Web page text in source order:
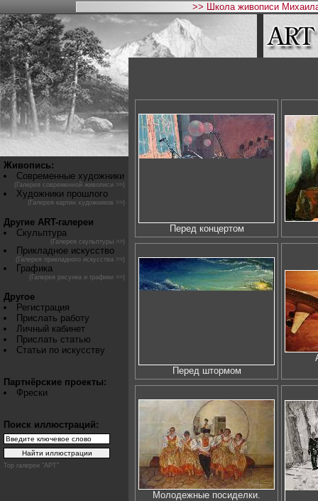
>> Школа живописи
Живопись:
Современные художники
(Галерея современной живописи >>)
Художники прошлого
(Галерея картин художников >>)
Другие ART-галереи
Скульптура
(Галерея скульптуры >>)
Прикладное искусство
(Галерея прикладного искусства >>)
Графика
(Галерея рисунка и графики >>)
Другое
Регистрация
Прислать работу
Личный кабинет
Прислать статью
Статьи по искусству
Партнёрские проекты:
Фрески
Поиск иллюстраций:
Top галереи "АРТ"
Перед концертом
Перед штормом
Молодежные посиделки.